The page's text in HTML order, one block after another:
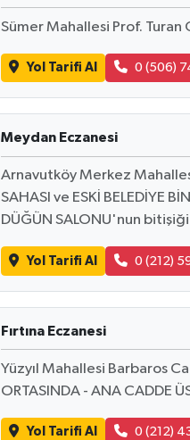
Sümer Mahallesi Prof. Turan
Yol Tarifi Al 0 (506)
Meydan Eczanesi
Arnavutköy Merkez
SAHASI ve ESKİ BELEDİYE
DÜĞÜN SALONU'nun bitişiği
Yol Tarifi Al 0 (212)
Fırtına Eczanesi
Yüzyıl Mahallesi Barbaros
ORTASINDA - ANA CADDE
Yol Tarifi Al 0 (212)